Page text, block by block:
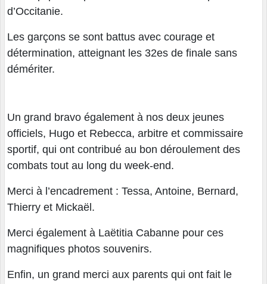
d’Occitanie.
Les garçons se sont battus avec courage et
détermination, atteignant les 32es de finale sans
démériter.
Un grand bravo également à nos deux jeunes
officiels, Hugo et Rebecca, arbitre et commissaire
sportif, qui ont contribué au bon déroulement des
combats tout au long du week-end.
Merci à l’encadrement : Tessa, Antoine, Bernard,
Thierry et Mickaël.
Merci également à Laëtitia Cabanne pour ces
magnifiques photos souvenirs.
Enfin, un grand merci aux parents qui ont fait le